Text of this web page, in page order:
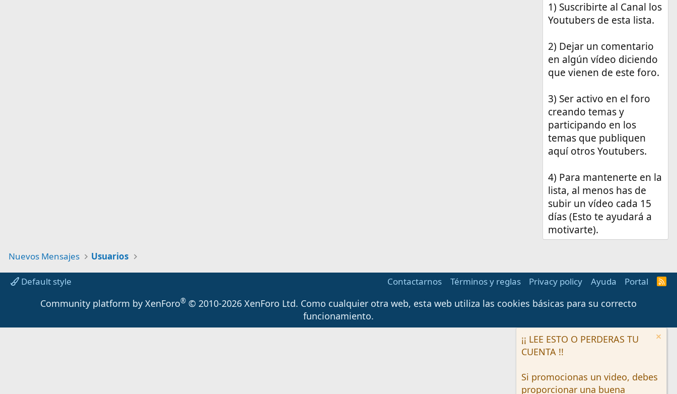
1) Suscribirte al Canal los
Youtubers de esta lista.
2) Dejar un comentario
en algún vídeo diciendo
que vienen de este foro.
3) Ser activo en el foro
creando temas y
participando en los
temas que publiquen
aquí otros Youtubers.
4) Para mantenerte en la
lista, al menos has de
subir un vídeo cada 15
días (Esto te ayudará a
motivarte).
Nuevos Mensajes Usuarios
Default style Contactarnos Términos y reglas Privacy policy Ayuda Portal
R
Community platform by XenForo® © 2010-2026 XenForo Ltd. Como cualquier otra web, esta web utiliza las cookies básicas para su correcto
funcionamiento.
¡¡ LEE ESTO O PERDERAS TU
CUENTA !!
Si promocionas un video, debes
proporcionar una buena